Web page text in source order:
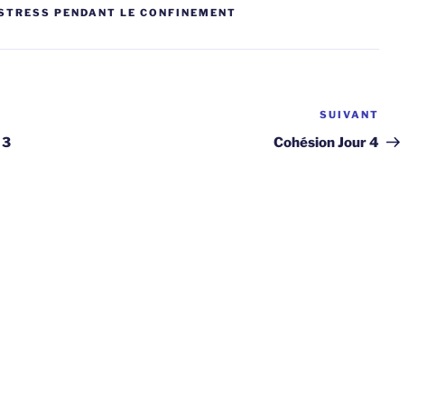
PENDANT LE CONFINEMENT
3
suivant
SUIVANT
Cohésion Jour 4